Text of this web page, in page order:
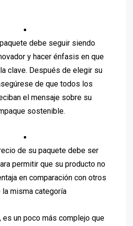
debe seguir siendo
y hacer énfasis en que
clave. Después de elegir su
de que todos los
el mensaje sobre su
sostenible.
de su paquete debe ser
permitir que su producto no
en comparación con otros
la misma categoría
es un poco más complejo que